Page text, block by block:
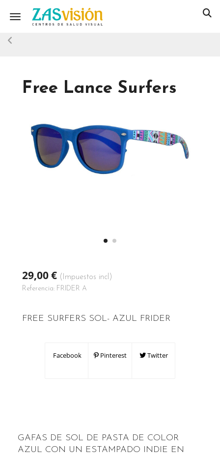
Toggle navigation
Free Lance Surfers
29,00 € (Impuestos incl)
Referencia: FRIDER A
FREE SURFERS SOL- AZUL FRIDER
Facebook Pinterest Twitter
GAFAS DE SOL DE PASTA DE COLOR
AZUL CON UN ESTAMPADO INDIE EN